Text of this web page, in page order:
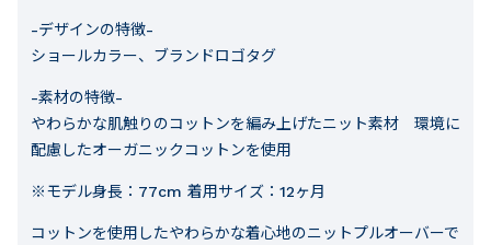
-デザインの特徴-
ショールカラー、ブランドロゴタグ
-素材の特徴-
やわらかな肌触りのコットンを編み上げたニット素材 環境に
配慮したオーガニックコットンを使用
※モデル身長：77cm 着用サイズ：12ヶ月
コットンを使用したやわらかな着心地のニットプルオーバーで